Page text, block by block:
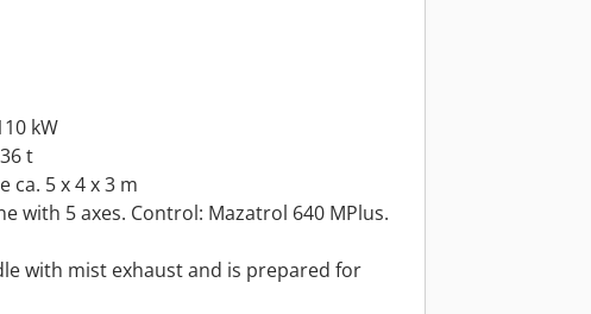
kW
t
ca. 5 x 4 x 3 m
with 5 axes. Control: Mazatrol 640 MPlus.
with mist exhaust and is prepared for